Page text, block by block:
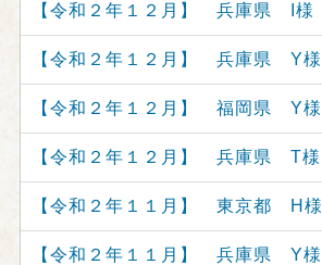
【令和２年１２月】 兵庫県 I様
【令和２年１２月】 兵庫県 Y様
【令和２年１２月】 福岡県 Y様
【令和２年１２月】 兵庫県 T様
【令和２年１１月】 東京都 H様
【令和２年１１月】 兵庫県 Y様